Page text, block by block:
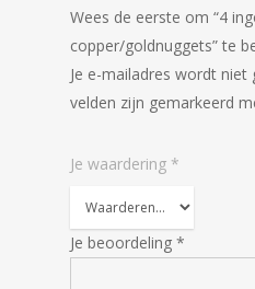
Wees de eerste om “4
copper/goldnuggets” te
Je e-mailadres wordt niet
velden zijn gemarkeerd
Je waardering *
Je beoordeling *